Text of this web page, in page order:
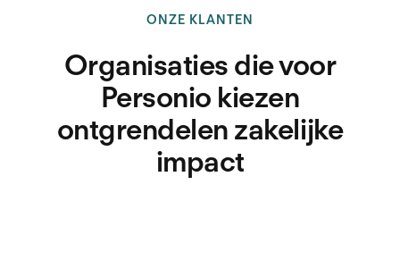
ONZE KLANTEN
Organisaties die voor
Personio kiezen
ontgrendelen zakelijke
impact